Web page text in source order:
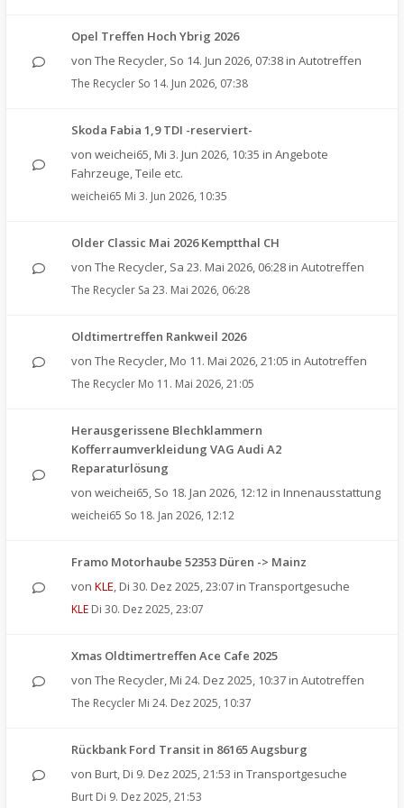
Opel Treffen Hoch Ybrig 2026
von The Recycler, So 14. Jun 2026, 07:38 in Autotreffen
The Recycler So 14. Jun 2026, 07:38
Skoda Fabia 1,9 TDI -reserviert-
von weichei65, Mi 3. Jun 2026, 10:35 in Angebote
Fahrzeuge, Teile etc.
weichei65 Mi 3. Jun 2026, 10:35
Older Classic Mai 2026 Kemptthal CH
von The Recycler, Sa 23. Mai 2026, 06:28 in Autotreffen
The Recycler Sa 23. Mai 2026, 06:28
Oldtimertreffen Rankweil 2026
von The Recycler, Mo 11. Mai 2026, 21:05 in Autotreffen
The Recycler Mo 11. Mai 2026, 21:05
Herausgerissene Blechklammern
Kofferraumverkleidung VAG Audi A2
Reparaturlösung
von weichei65, So 18. Jan 2026, 12:12 in Innenausstattung
weichei65 So 18. Jan 2026, 12:12
Framo Motorhaube 52353 Düren -> Mainz
von KLE, Di 30. Dez 2025, 23:07 in Transportgesuche
KLE Di 30. Dez 2025, 23:07
Xmas Oldtimertreffen Ace Cafe 2025
von The Recycler, Mi 24. Dez 2025, 10:37 in Autotreffen
The Recycler Mi 24. Dez 2025, 10:37
Rückbank Ford Transit in 86165 Augsburg
von Burt, Di 9. Dez 2025, 21:53 in Transportgesuche
Burt Di 9. Dez 2025, 21:53